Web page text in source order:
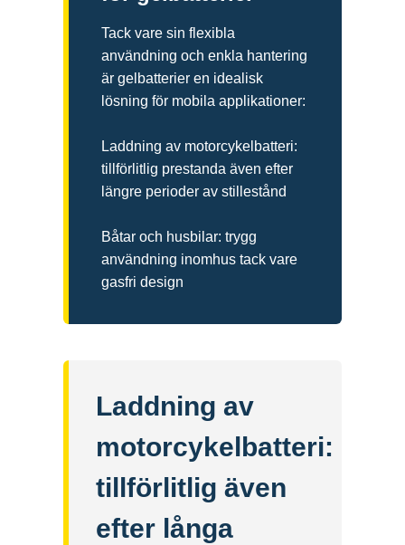
Tack vare sin flexibla
användning och enkla hantering
är gelbatterier en idealisk
lösning för mobila applikationer:
Laddning av motorcykelbatteri:
tillförlitlig prestanda även efter
längre perioder av stillestånd
Båtar och husbilar: trygg
användning inomhus tack vare
gasfri design
Laddning av
motorcykelbatteri:
tillförlitlig även
efter långa